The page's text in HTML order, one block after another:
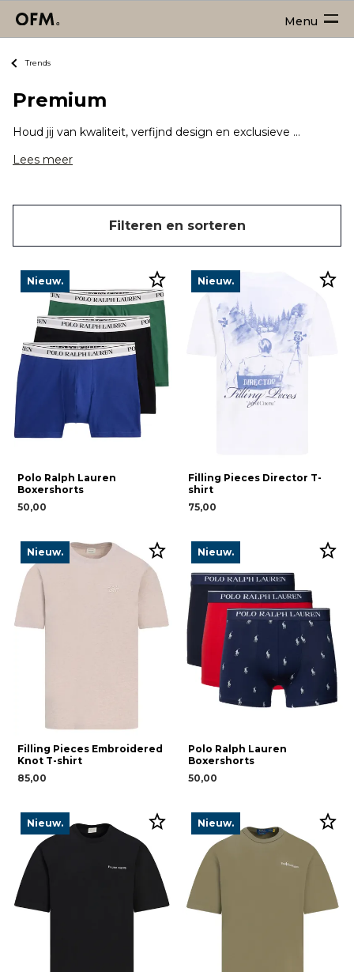
Menu
Trends
Premium
Houd jij van kwaliteit, verfijnd design en exclusieve merken? Dan zit je hier goed! Shop nu luxe accessoires, exclusieve schoenen en jouw nieuwe chique outfit van hoogwaardige kwaliteit.
Lees meer
Filteren en sorteren
Nieuw.
Polo Ralph Lauren
Boxershorts
50,00
Nieuw.
Filling Pieces Director T-
shirt
75,00
Nieuw.
Filling Pieces Embroidered
Knot T-shirt
85,00
Nieuw.
Polo Ralph Lauren
Boxershorts
50,00
Nieuw. Nieuw.